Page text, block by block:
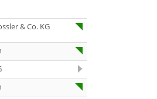
& Co. KG